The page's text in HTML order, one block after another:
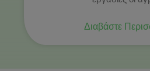
Διαβάστε